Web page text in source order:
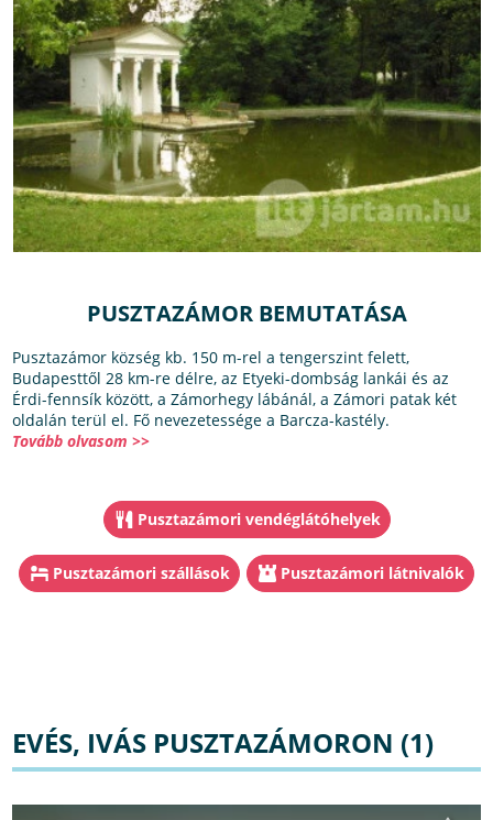
PUSZTAZÁMOR BEMUTATÁSA
Pusztazámor község kb. 150 m-rel a tengerszint felett,
Budapesttől 28 km-re délre, az Etyeki-dombság lankái és az
Érdi-fennsík között, a Zámorhegy lábánál, a Zámori patak két
oldalán terül el. Fő nevezetessége a Barcza-kastély.
Tovább olvasom >>
Pusztazámori vendéglátóhelyek
Pusztazámori szállások Pusztazámori látnivalók
EVÉS, IVÁS PUSZTAZÁMORON (1)